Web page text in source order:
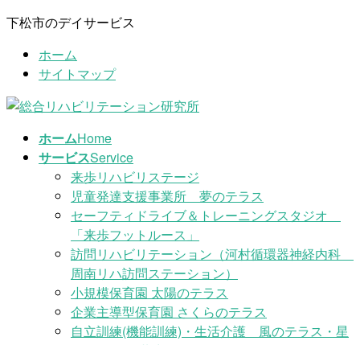
コ
ツ
ナ
シ
下松市のデイサービス
ホーム
サイトマップ
ホームHome
サービスService
来歩リハビリステージ
児童発達支援事業所 夢のテラス
セーフティドライブ＆トレーニングスタジオ
「来歩フットルース」
訪問リハビリテーション（河村循環器神経内科
周南リハ訪問ステーション）
小規模保育園 太陽のテラス
企業主導型保育園 さくらのテラス
自立訓練(機能訓練)・生活介護 風のテラス・星